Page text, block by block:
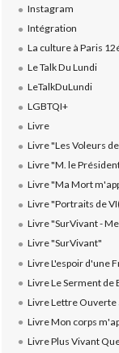
Instagram
Intégration
La culture à Paris
Le Talk Du Lundi
LeTalkDuLundi
LGBTQI+
Livre
Livre "Les Voleurs
Livre "M. le
Livre "Ma Mort
Livre "Portraits de
Livre "SurVivant -
Livre "SurVivant"
Livre L'espoir d'une
Livre Le Serment de
Livre Lettre
Livre Mon corps
Livre Plus Vivant